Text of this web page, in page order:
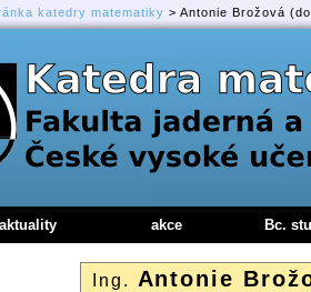
katedry matematiky > Antonie Brožová
Ing. Antonie
aktuality akce Bc.